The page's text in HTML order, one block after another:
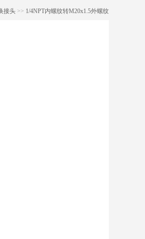
接头 >> 1/4NPT内螺纹转M20x1.5外螺纹